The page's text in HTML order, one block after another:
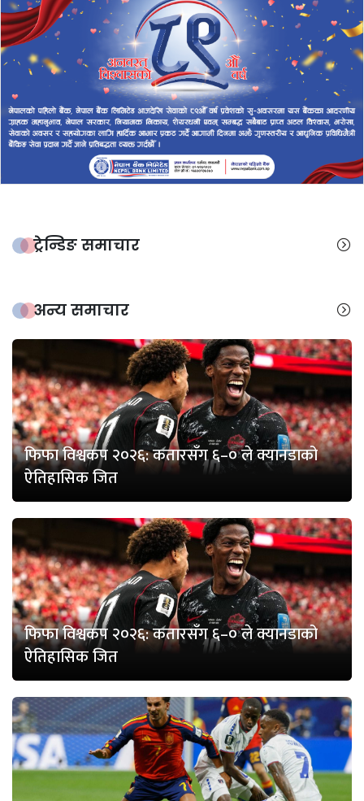
ट्रेन्डिङ समाचार
अन्य समाचार
फिफा विश्वकप २०२६: कतारसँग ६–० ले क्यानडाको
ऐतिहासिक जित
फिफा विश्वकप २०२६: कतारसँग ६–० ले क्यानडाको
ऐतिहासिक जित